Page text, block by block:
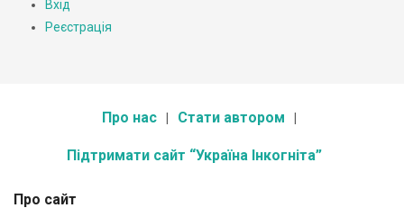
Вхід
Реєстрація
Про нас Стати автором
Підтримати сайт “Україна Інкогніта”
Про сайт